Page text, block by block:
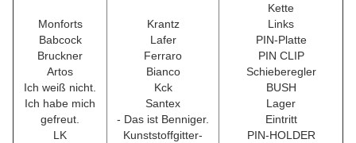
Monforts
Babcock
Bruckner
Artos
Ich weiß nicht.
Ich habe mich
gefreut.
LK
Krantz
Lafer
Ferraro
Bianco
Kck
Santex
- Das ist Benniger.
Kunststoffgitter-
Kette
Links
PIN-Platte
PIN CLIP
Schieberegler
BUSH
Lager
Eintritt
PIN-HOLDER